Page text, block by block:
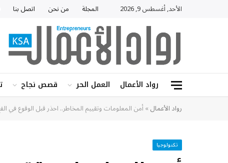
الأحد, أغسطس 9, 2026 المجلة من نحن اتصل بنا
رواد الأعمال العمل الحر قصص نجاح
رواد الأعمال»أمن المعلومات وتقييم المخاطر.. احذر قبل الوقوع في
تكنولوجيا